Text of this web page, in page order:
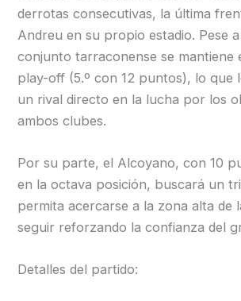
derrotas consecutivas, la última
Andreu en su propio estadio. Pese
conjunto tarraconense se mantiene
play-off (5.º con 12 puntos), lo que
un rival directo en la lucha por los
ambos clubes.
Por su parte, el Alcoyano, con 10
en la octava posición, buscará un
permita acercarse a la zona alta de
seguir reforzando la confianza del
Detalles del partido: